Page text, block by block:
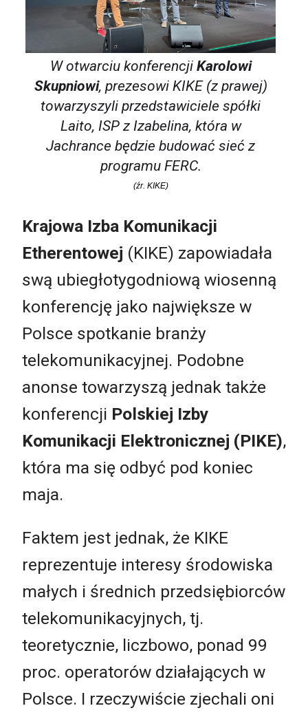
W otwarciu konferencji Karolowi
Skupniowi, prezesowi KIKE (z prawej)
towarzyszyli przedstawiciele spółki
Laito, ISP z Izabelina, która w
Jachrance będzie budować sieć z
programu FERC.
(źr. KIKE)
Krajowa Izba Komunikacji
Etherentowej (KIKE) zapowiadała
swą ubiegłotygodniową wiosenną
konferencję jako największe w
Polsce spotkanie branży
telekomunikacyjnej. Podobne
anonse towarzyszą jednak także
konferencji Polskiej Izby
Komunikacji Elektronicznej (PIKE),
która ma się odbyć pod koniec
maja.
Faktem jest jednak, że KIKE
reprezentuje interesy środowiska
małych i średnich przedsiębiorców
telekomunikacyjnych, tj.
teoretycznie, liczbowo, ponad 99
proc. operatorów działających w
Polsce. I rzeczywiście zjechali oni